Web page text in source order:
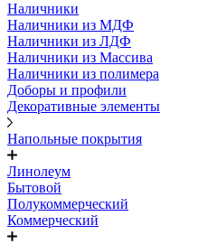
Наличники
Наличники из МДФ
Наличники из ЛДФ
Наличники из Массива
Наличники из полимера
Доборы и профили
Декоративные элементы
Напольные покрытия
Линолеум
Бытовой
Полукоммерческий
Коммерческий